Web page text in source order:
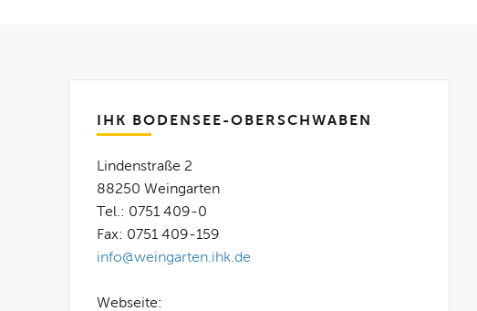
IHK BODENSEE-OBERSCHWABEN
Lindenstraße 2
88250 Weingarten
Tel.: 0751 409-0
Fax: 0751 409-159
info@weingarten.ihk.de
Webseite: